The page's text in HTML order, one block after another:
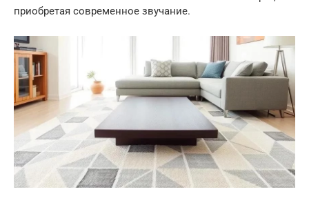
приобретая современное звучание.